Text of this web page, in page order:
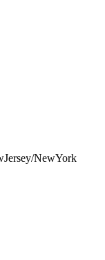
NewYork